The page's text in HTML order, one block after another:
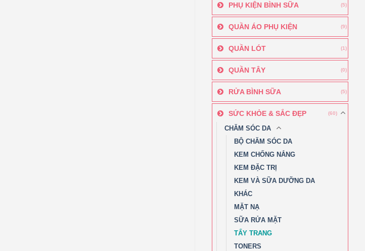
PHỤ KIỆN BÌNH SỮA (5)
QUẦN ÁO PHỤ KIỆN (9)
QUẦN LÓT (1)
QUẦN TÂY (0)
RỬA BÌNH SỮA (5)
SỨC KHỎE & SẮC ĐẸP (60)
CHĂM SÓC DA
BỘ CHĂM SÓC DA
KEM CHỐNG NẮNG
KEM ĐẶC TRỊ
KEM VÀ SỮA DƯỠNG DA
KHÁC
MẶT NẠ
SỮA RỬA MẶT
TẨY TRANG
TONERS